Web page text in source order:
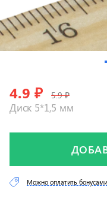
Диск 5*1,5 мм
4.9 ₽ 5.9 ₽
Можно оплатить бонусами